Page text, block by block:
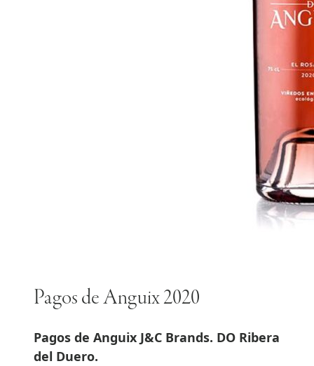
Pagos de Anguix 2020
Pagos de Anguix J&C Brands. DO Ribera
del Duero.